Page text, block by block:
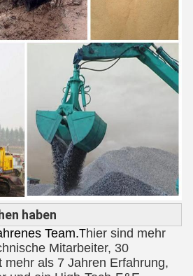
haben
Team.Thier sind mehr
Mitarbeiter, 30
mehr als 7 Jahren Erfahrung,